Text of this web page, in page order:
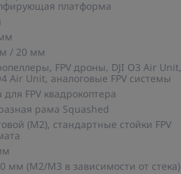
платформа
/ 20 мм
FPV дроны, DJI O3 Air Unit,
Air Unit, аналоговые FPV системы
для FPV квадрокоптера
рама Squashed
(M2), стандартные стойки FPV
мм (M2/M3 в зависимости от стека)